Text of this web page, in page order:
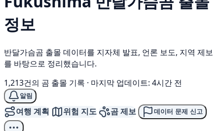
정보
반달가슴곰 출몰 데이터를 지자체 발표, 언론 보도, 지역 제보
를 바탕으로 정리했습니다.
1,213건의 곰 출몰 기록 · 마지막 업데이트: 4시간 전
알림
여행 계획 위험 지도 곰 제보 데이터 문제 신고